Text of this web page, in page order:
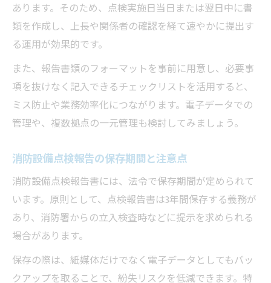
あります。そのため、点検実施日当日または翌日中に書
類を作成し、上長や関係者の確認を経て速やかに提出す
る運用が効果的です。
また、報告書類のフォーマットを事前に用意し、必要事
項を抜けなく記入できるチェックリストを活用すると、
ミス防止や業務効率化につながります。電子データでの
管理や、複数拠点の一元管理も検討してみましょう。
消防設備点検報告の保存期間と注意点
消防設備点検報告書には、法令で保存期間が定められて
います。原則として、点検報告書は3年間保存する義務が
あり、消防署からの立入検査時などに提示を求められる
場合があります。
保存の際は、紙媒体だけでなく電子データとしてもバッ
クアップを取ることで、紛失リスクを低減できます。特